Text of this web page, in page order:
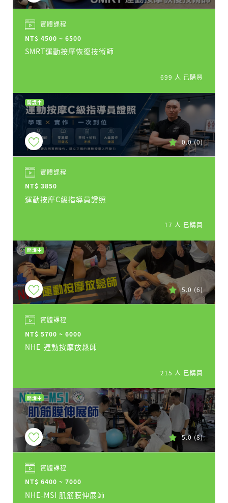
實體課程
NT$ 4500 ~ 6500
SMRT運動按摩恢復技術師
699 人 已購買
開課中
0.0 (0)
實體課程
NT$ 3850
運動按摩C級指導員證照
17 人 已購買
開課中
5.0 (6)
實體課程
NT$ 5700 ~ 6000
NHE-運動按摩放鬆師
215 人 已購買
開課中
5.0 (8)
實體課程
NT$ 6400 ~ 7000
NHE-MSI 肌筋膜伸展師